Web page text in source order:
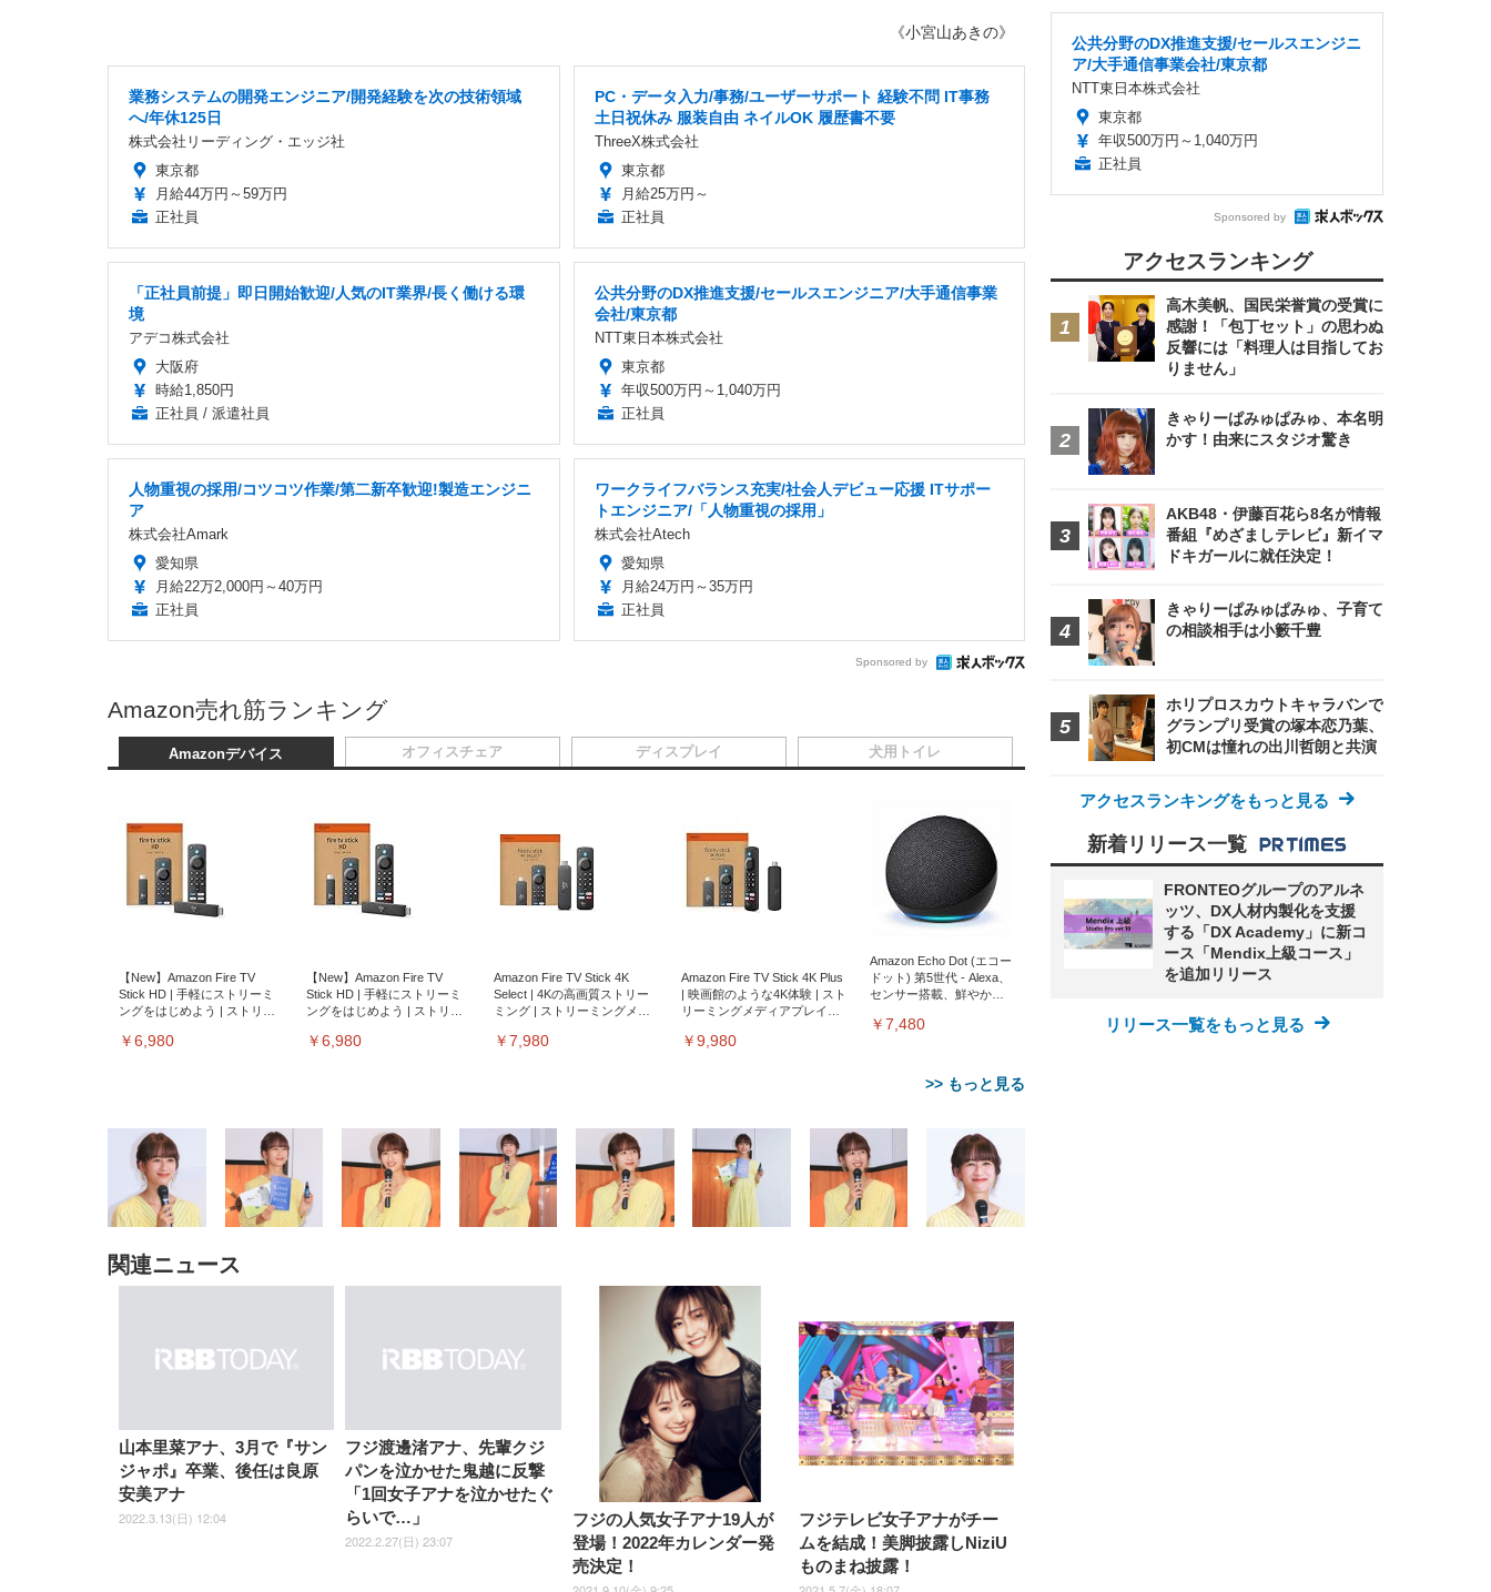
《小宮山あきの》
業務システムの開発エンジニア/開発経験を次の技術領域
へ/年休125日
株式会社リーディング・エッジ社
東京都
月給44万円～59万円
正社員
PC・データ入力/事務/ユーザーサポート 経験不問 IT事務
土日祝休み 服装自由 ネイルOK 履歴書不要
ThreeX株式会社
東京都
月給25万円～
正社員
「正社員前提」即日開始歓迎/人気のIT業界/長く働ける環
境
アデコ株式会社
大阪府
時給1,850円
正社員 / 派遣社員
公共分野のDX推進支援/セールスエンジニア/大手通信事業
会社/東京都
NTT東日本株式会社
東京都
年収500万円～1,040万円
正社員
人物重視の採用/コツコツ作業/第二新卒歓迎!製造エンジニ
ア
株式会社Amark
愛知県
月給22万2,000円～40万円
正社員
ワークライフバランス充実/社会人デビュー応援 ITサポー
トエンジニア/「人物重視の採用」
株式会社Atech
愛知県
月給24万円～35万円
正社員
Sponsored by
Amazon売れ筋ランキング
Amazonデバイス
【New】Amazon Fire TV
Stick HD | 手軽にストリーミ
ングをはじめよう | ストリー
￥6,980
【New】Amazon Fire TV
Stick HD | 手軽にストリーミ
ングをはじめよう | ストリー
￥6,980
Amazon Fire TV Stick 4K
Select | 4Kの高画質ストリー
ミング | ストリーミングメデ
￥7,980
Amazon Fire TV Stick 4K Plus
| 映画館のような4K体験 | スト
リーミングメディアプレイヤ
￥9,980
Amazon Echo Dot (エコー
ドット) 第5世代 - Alexa、
センサー搭載、鮮やかな
￥7,480
>> もっと見る
オフィスチェア
ト 約105度ロッキング pc 事務
椅子 360度回転 座面昇降 強化
￥5,699
Sezlife オフィスチェア デスク
度ロッキング機能 人間工学 椅
子 腰サポート 90度跳ね上げ
式アームレスト 3Dヘッドレス
ト ハンガー付き 高反発クッシ
ョン PCチェア 通気性メッシ
ュ ゲーミング/勉強/事務用 お
しゃれ パソコンチェア (ブラ
ック)
￥7,680
Sezlife オフィスチェア デスク
チェア 疲れない テレワーク
チェア 強化バックレスト 30度
ロッキング機能 人間工学 椅子
腰サポート 90度跳ね上げ式ア
ームレスト 3Dヘッドレスト
ハンガー付き 高反発クッショ
ン PCチェア 通気性メッシュ
ゲーミング/勉強/事務用 おし
ゃれ パソコンチェア (ホワイ
ト)
￥7,680
ッシュ 通気性 ランバーサ
ポート付き 腰サポート ガ
ス圧無段階昇降 360度回
転 キャスター付き コンパ
クト 幅52×奥行58.5×高さ
84～96cm テレワーク 在
宅勤務 ブラック
￥4,139
ディスプレイ
￥105,595 ￥49,979
【整備済み品】Dell
E2724HS 27インチ 液晶モ
ニター フル
HD（1920×1080）VA 非光
沢 HDMI/DisplayPort/VGA
スピーカー内蔵 高さ調整 ス
イベル VESA対応
ComfortView ビジネス向け
￥15,800
Gaming Monitor 24” Essential ゲ
ーミングモニター QD 24.5インチ
1ms FHD 量子ドット 残像低減 (3
年保証 | 輝点保証 | 日本メーカー)
￥34,980
犬用トイレ
￥3,373
￥1,800
Smart Basic(スマートベーシ
ック) 【Amazon.co.jp限定】
Smart Basic アイリスオーヤマ
ペットシーツ 超厚型 お徳用
ワイド 100枚入 (x 1) (ケース
販売)
￥3,670
ュラー 200枚入
【Amazon.co.jp限定】
￥3,731
関連ニュース
山本里菜アナ、3月で『サン
ジャポ』卒業、後任は良原
安美アナ
2022.3.13(日) 12:04
フジ渡邊渚アナ、先輩クジ
パンを泣かせた鬼越に反撃
「1回女子アナを泣かせたぐ
らいで…」
2022.2.27(日) 23:07
フジの人気女子アナ19人が
登場！2022年カレンダー発
売決定！
フジテレビ女子アナがチー
ムを結成！美脚披露しNiziU
ものまね披露！
公共分野のDX推進支援/セールスエンジニ
ア/大手通信事業会社/東京都
NTT東日本株式会社
東京都
年収500万円～1,040万円
正社員
Sponsored by
アクセスランキング
高木美帆、国民栄誉賞の受賞に
感謝！「包丁セット」の思わぬ
反響には「料理人は目指してお
りません」
きゃりーぱみゅぱみゅ、本名明
かす！由来にスタジオ驚き
AKB48・伊藤百花ら8名が情報
番組『めざましテレビ』新イマ
ドキガールに就任決定！
きゃりーぱみゅぱみゅ、子育て
の相談相手は小籔千豊
ホリプロスカウトキャラバンで
グランプリ受賞の塚本恋乃葉、
初CMは憧れの出川哲朗と共演
アクセスランキングをもっと見る
新着リリース一覧
FRONTEOグループのアルネ
ッツ、DX人材内製化を支援
する「DX Academy」に新コ
ース「Mendix上級コース」
を追加リリース
リリース一覧をもっと見る